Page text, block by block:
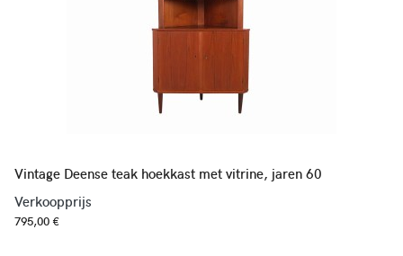
Vintage Deense teak hoekkast met vitrine, jaren 60
Verkoopprijs
795,00 €